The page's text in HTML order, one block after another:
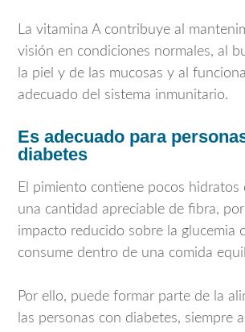
La vitamina A contribuye al
visión en condiciones normales, al
la piel y de las mucosas y al
adecuado del sistema inmunitario.
Es adecuado para
diabetes
El pimiento contiene pocos hidratos
una cantidad apreciable de fibra,
impacto reducido sobre la glucemia
consume dentro de una comida
Por ello, puede formar parte de la
las personas con diabetes, siempre